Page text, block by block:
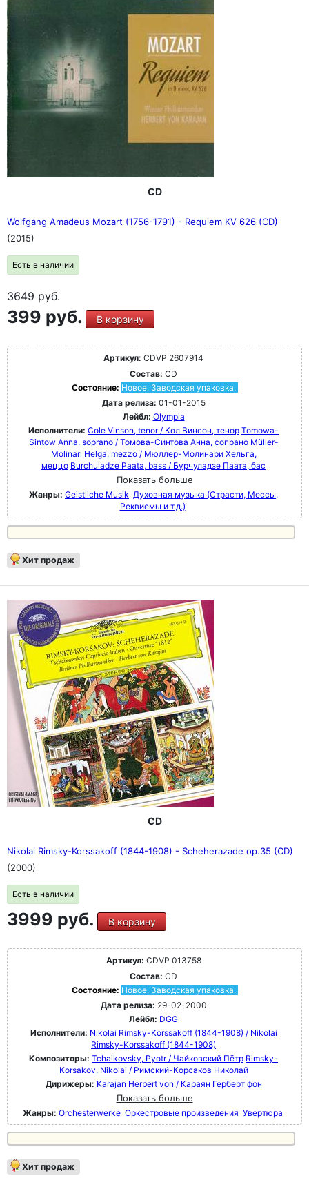
CD
Wolfgang Amadeus Mozart (1756-1791) - Requiem KV 626 (CD)
(2015)
Есть в наличии
3649руб.
399 руб. В корзину
Артикул: CDVP 2607914
Состав: CD
Состояние: Новое. Заводская упаковка.
Дата релиза: 01-01-2015
Лейбл: Olympia
Исполнители: Cole Vinson, tenor / Кол Винсон, тенор Tomowa-
Sintow Anna, soprano / Томова-Синтова Анна, сопрано Müller-
Molinari Helga, mezzo / Мюллер-Молинари Хельга,
меццо Burchuladze Paata, bass / Бурчуладзе Паата, бас
Показать больше
Жанры: Geistliche Musik Духовная музыка (Страсти, Мессы,
Реквиемы и т.д.)
Хит продаж
CD
Nikolai Rimsky-Korssakoff (1844-1908) - Scheherazade op.35 (CD)
(2000)
Есть в наличии
3999 руб. В корзину
Артикул: CDVP 013758
Состав: CD
Состояние: Новое. Заводская упаковка.
Дата релиза: 29-02-2000
Лейбл: DGG
Исполнители: Nikolai Rimsky-Korssakoff (1844-1908) / Nikolai
Rimsky-Korssakoff (1844-1908)
Композиторы: Tchaikovsky, Pyotr / Чайковский Пётр Rimsky-
Korsakov, Nikolai / Римский-Корсаков Николай
Дирижеры: Karajan Herbert von / Караян Герберт фон
Показать больше
Жанры: Orchesterwerke Оркестровые произведения Увертюра
Хит продаж